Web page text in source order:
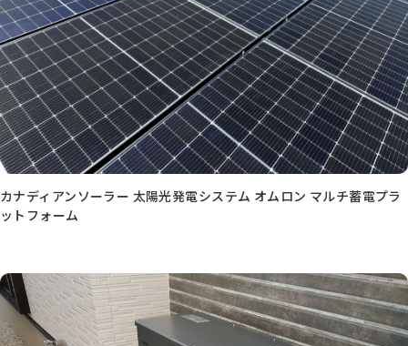
カナディアンソーラー 太陽光発電システム オムロン マルチ蓄電プラ
ットフォーム